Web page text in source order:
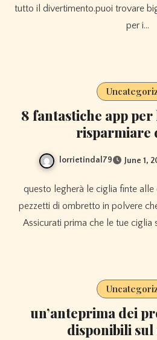
tutto il divertimento.puoi trovare
per i…
8 fantastiche app
risparmiare
lorrietindal79 June 1,
questo legherà le ciglia finte alle ciglia vere e rimuoverà i
pezzetti di ombretto in polvere
Assicurati prima che le tue ciglia
un’anteprima dei
disponibili